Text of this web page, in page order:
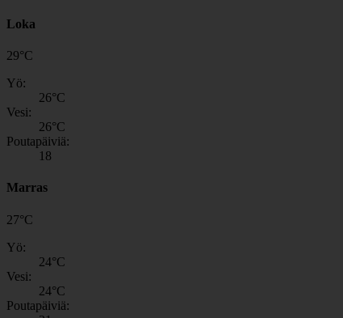
Loka
29°C
Yö:
26°C
Vesi:
26°C
Poutapäiviä:
18
Marras
27°C
Yö:
24°C
Vesi:
24°C
Poutapäiviä: